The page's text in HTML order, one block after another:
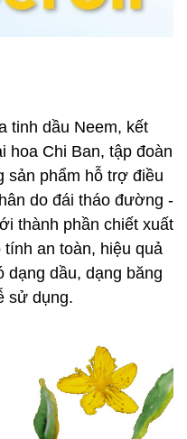
tinh dầu Neem, kết
hoa Chi Ban, tập đoàn
sản phẩm hỗ trợ điều
do đái tháo đường -
thành phần chiết xuất
an toàn, hiệu quả
dạng dầu, dạng băng
sử dụng.